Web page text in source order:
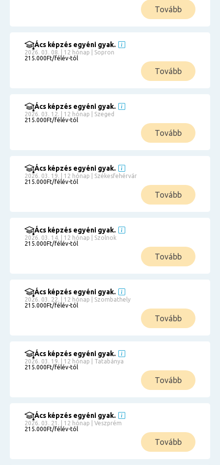
Tovább
Ács képzés egyéni gyak.
2026. 03. 08. | 12 hónap | Sopron
215.000Ft/félév-tól
Tovább
Ács képzés egyéni gyak.
2026. 03. 12. | 12 hónap | Szeged
215.000Ft/félév-tól
Tovább
Ács képzés egyéni gyak.
2026. 03. 19. | 12 hónap | Székesfehérvár
215.000Ft/félév-tól
Tovább
Ács képzés egyéni gyak.
2026. 03. 14. | 12 hónap | Szolnok
215.000Ft/félév-tól
Tovább
Ács képzés egyéni gyak.
2026. 03. 22. | 12 hónap | Szombathely
215.000Ft/félév-tól
Tovább
Ács képzés egyéni gyak.
2026. 03. 19. | 12 hónap | Tatabánya
215.000Ft/félév-tól
Tovább
Ács képzés egyéni gyak.
2026. 03. 21. | 12 hónap | Veszprém
215.000Ft/félév-tól
Tovább